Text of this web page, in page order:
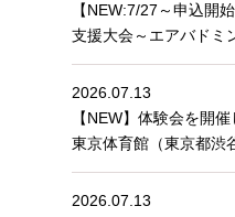
【NEW:7/27～申込開
支援大会～エアバドミ
2026.07.13
【NEW】体験会を開
東京体育館（東京都渋
2026.07.13